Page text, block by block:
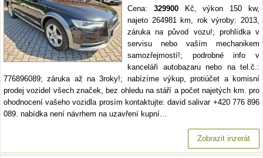
Cena: 329900Kč, výkon 150 kw,
najeto 264981 km, rok výroby: 2013,
záruka na původ vozu!; prohlídka v
servisu nebo vaším mechanikem
samozřejmostí!; podrobné info v
kanceláři autobazaru nebo na tel.č.:
776896089; záruka až na 3roky!; nabízíme výkup, protiúčet a komisní
prodej vozidel všech značek, bez ohledu na stáří a počet najetých km. pro
ohodnocení vašeho vozidla prosím kontaktujte: david salivar +420 776 896
089. nabídka není návrhem na uzavření kupní…
Zobrazit inzerát